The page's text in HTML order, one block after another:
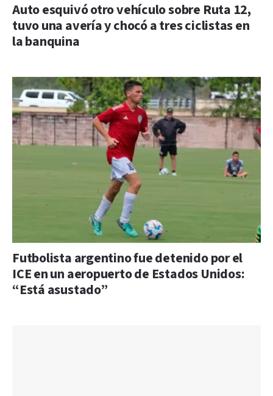
Auto esquivó otro vehículo sobre Ruta 12,
tuvo una avería y chocó a tres ciclistas en
la banquina
Futbolista argentino fue detenido por el
ICE en un aeropuerto de Estados Unidos:
“Está asustado”